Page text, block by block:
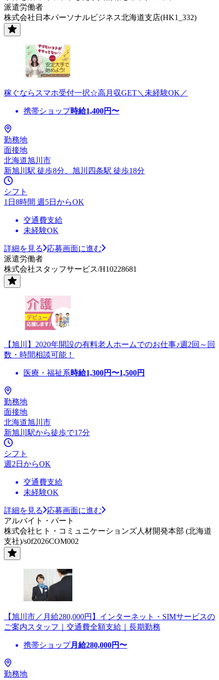
派遣労働者
株式会社日本パーソナルビジネス北海道支店(HK1_332)
稼ぐならスマホ受付一択☆高月収GET＼未経験OK／
携帯ショップ時給1,400円〜
勤務地
面接地
北海道旭川市
新旭川駅 徒歩8分、旭川四条駅 徒歩18分
シフト
1日8時間 週5日からOK
交通費支給
未経験OK
詳細を見る
応募画面に進む
派遣労働者
株式会社スタッフサービス/H10228681
【旭川】2020年開設の有料老人ホームでのお仕事♪週2回～回
数・時間相談可能！
医療・福祉系時給1,300円〜1,500円
勤務地
面接地
北海道旭川市
新旭川駅から徒歩で17分
シフト
週2日からOK
交通費支給
未経験OK
詳細を見る
応募画面に進む
アルバイト・パート
株式会社ヒト・コミュニケーションズ人材開発本部 (北海道
支社)/s0f2026COM002
【旭川市／月給280,000円】インターネット・SIMサービスの
ご案内スタッフ｜交通費全額支給｜長期勤務
携帯ショップ月給280,000円〜
勤務地